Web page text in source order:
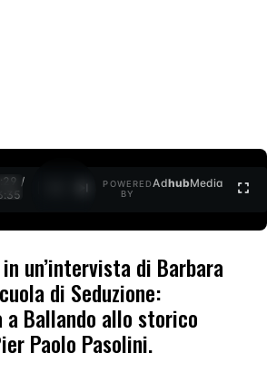
/
POWERED
BY
AdhubMedia
un’intervista di Barbara
di Seduzione:
a Ballando allo storico
Paolo Pasolini.